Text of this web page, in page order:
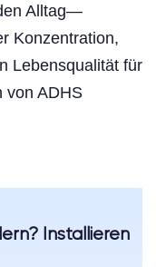
Alltag—
Konzentration,
Lebensqualität für
von ADHS
Installieren